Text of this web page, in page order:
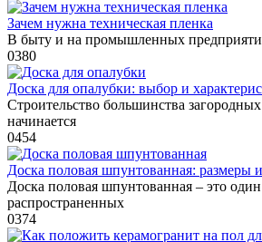
Зачем нужна техническая пленка
В быту и на промышленных
0380
Доска для опалубки: выбор и
Строительство большинства
начинается
0454
Доска половая шпунтованная: размеры
Доска половая шпунтованная – это
распространенных
0374